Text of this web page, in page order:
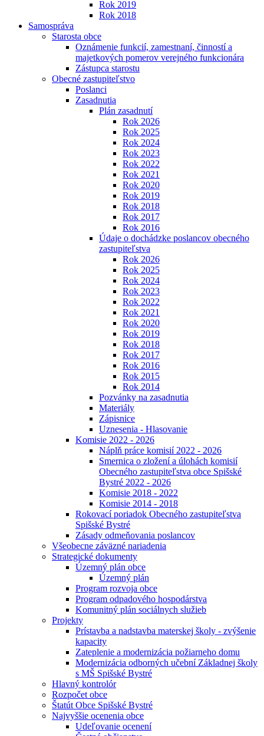
Rok 2019
Rok 2018
Samospráva
Starosta obce
Oznámenie funkcií, zamestnaní, činností a
majetkových pomerov verejného funkcionára
Zástupca starostu
Obecné zastupiteľstvo
Poslanci
Zasadnutia
Plán zasadnutí
Rok 2026
Rok 2025
Rok 2024
Rok 2023
Rok 2022
Rok 2021
Rok 2020
Rok 2019
Rok 2018
Rok 2017
Rok 2016
Údaje o dochádzke poslancov obecného
zastupiteľstva
Rok 2026
Rok 2025
Rok 2024
Rok 2023
Rok 2022
Rok 2021
Rok 2020
Rok 2019
Rok 2018
Rok 2017
Rok 2016
Rok 2015
Rok 2014
Pozvánky na zasadnutia
Materiály
Zápisnice
Uznesenia - Hlasovanie
Komisie 2022 - 2026
Náplň práce komisií 2022 - 2026
Smernica o zložení a úlohách komisií
Obecného zastupiteľstva obce Spišské
Bystré 2022 - 2026
Komisie 2018 - 2022
Komisie 2014 - 2018
Rokovací poriadok Obecného zastupiteľstva
Spišské Bystré
Zásady odmeňovania poslancov
Všeobecne záväzné nariadenia
Strategické dokumenty
Územný plán obce
Územný plán
Program rozvoja obce
Program odpadového hospodárstva
Komunitný plán sociálnych služieb
Projekty
Prístavba a nadstavba materskej školy - zvýšenie
kapacity
Zateplenie a modernizácia požiarneho domu
Modernizácia odborných učební Základnej školy
s MŠ Spišské Bystré
Hlavný kontrolór
Rozpočet obce
Štatút Obce Spišské Bystré
Najvyššie ocenenia obce
Udeľovanie ocenení